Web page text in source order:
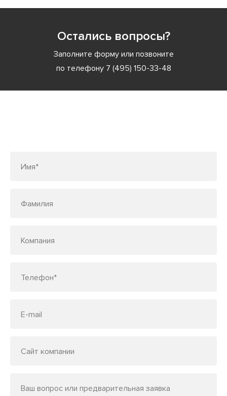
Остались вопросы?
Заполните форму или позвоните
по телефону 7 (495) 150-33-48
Имя*
Фамилия
Компания
Телефон*
E-mail
Сайт компании
Ваш вопрос или предварительная заявка